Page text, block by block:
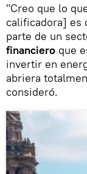
"Creo que lo
calificadora] es
parte de un
financiero que
invertir en
abriera
consideró.